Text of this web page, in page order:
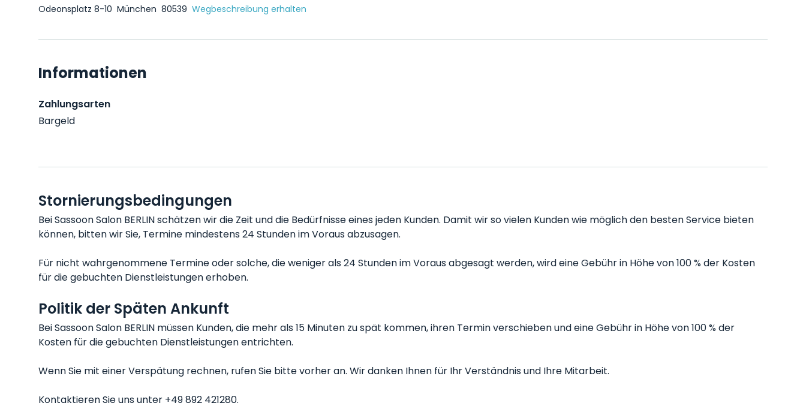
Odeonsplatz 8-10 München 80539 Wegbeschreibung erhalten
Informationen
Zahlungsarten
Bargeld
Stornierungsbedingungen
Bei Sassoon Salon BERLIN schätzen wir die Zeit und die Bedürfnisse eines jeden Kunden. Damit wir so vielen Kunden wie möglich den besten Service bieten
können, bitten wir Sie, Termine mindestens 24 Stunden im Voraus abzusagen.
Für nicht wahrgenommene Termine oder solche, die weniger als 24 Stunden im Voraus abgesagt werden, wird eine Gebühr in Höhe von 100 % der Kosten
für die gebuchten Dienstleistungen erhoben.
Politik der Späten Ankunft
Bei Sassoon Salon BERLIN müssen Kunden, die mehr als 15 Minuten zu spät kommen, ihren Termin verschieben und eine Gebühr in Höhe von 100 % der
Kosten für die gebuchten Dienstleistungen entrichten.
Wenn Sie mit einer Verspätung rechnen, rufen Sie bitte vorher an. Wir danken Ihnen für Ihr Verständnis und Ihre Mitarbeit.
Kontaktieren Sie uns unter +49 892 421280.